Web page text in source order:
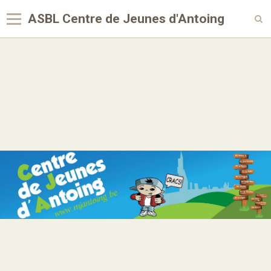
ASBL Centre de Jeunes d'Antoing